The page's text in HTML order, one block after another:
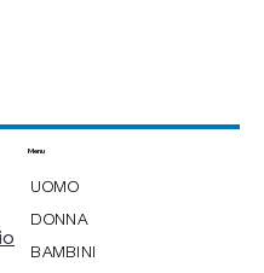
Menu
UOMO
DONNA
BAMBINI